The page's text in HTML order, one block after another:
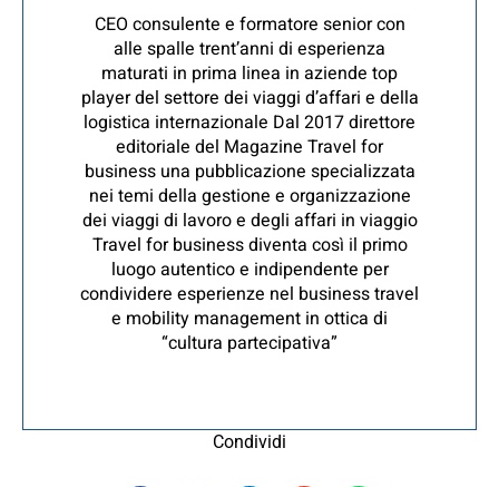
CEO consulente e formatore senior con
alle spalle trent’anni di esperienza
maturati in prima linea in aziende top
player del settore dei viaggi d’affari e della
logistica internazionale Dal 2017 direttore
editoriale del Magazine Travel for
business una pubblicazione specializzata
nei temi della gestione e organizzazione
dei viaggi di lavoro e degli affari in viaggio
Travel for business diventa così il primo
luogo autentico e indipendente per
condividere esperienze nel business travel
e mobility management in ottica di
“cultura partecipativa”
Condividi